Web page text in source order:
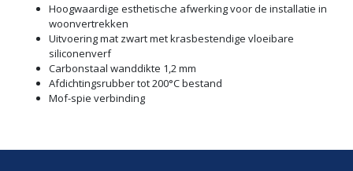
Hoogwaardige esthetische afwerking voor de installatie in
woonvertrekken
Uitvoering mat zwart met krasbestendige vloeibare
siliconenverf
Carbonstaal wanddikte 1,2 mm
Afdichtingsrubber tot 200°C bestand
Mof-spie verbinding